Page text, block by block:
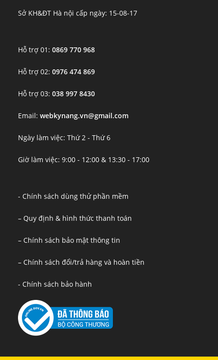
Sở KH&ĐT Hà nội cấp ngày: 15-08-17
Hỗ trợ 01:0869 770 968
Hỗ trợ 02:0976 474 869
Hỗ trợ 03:038 997 8430
Email:webkynang.vn@gmail.com
Ngày làm việc: Thứ 2 - Thứ 6
Giờ làm việc: 9:00 - 12:00 & 13:30 - 17:00
- Chính sách dùng thử phần mềm
– Quy định & hình thức thanh toán
– Chính sách bảo mật thông tin
– Chính sách đổi/trả hàng và hoàn tiền
- Chính sách bảo hành